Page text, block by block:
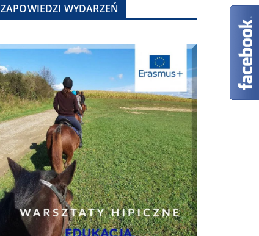
ZAPOWIEDZI WYDARZEŃ